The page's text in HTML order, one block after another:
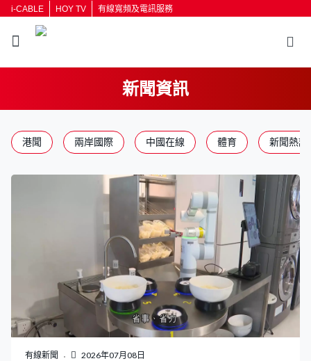
i-CABLE HOY TV 有線寬頻及電訊服務
新聞資訊
港聞 兩岸國際 中國在線 體育 新聞熱話
有線新聞 2026年07月08日